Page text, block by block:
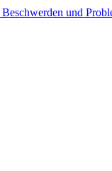
Beschwerden und